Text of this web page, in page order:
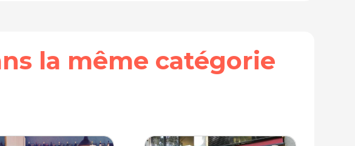
la même catégorie